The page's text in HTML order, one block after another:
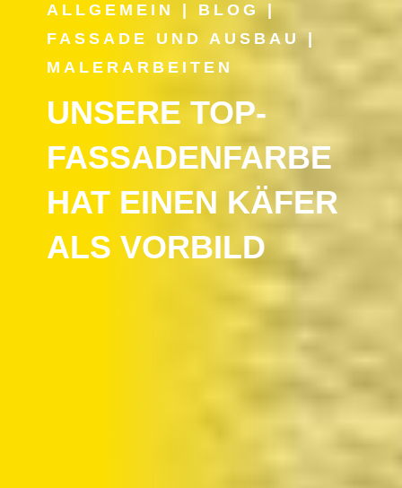
ALLGEMEIN BLOG
FASSADE UND AUSBAU |
MALERARBEITEN
UNSERE TOP-
FASSADENFARBE
HAT EINEN KÄFER
ALS VORBILD